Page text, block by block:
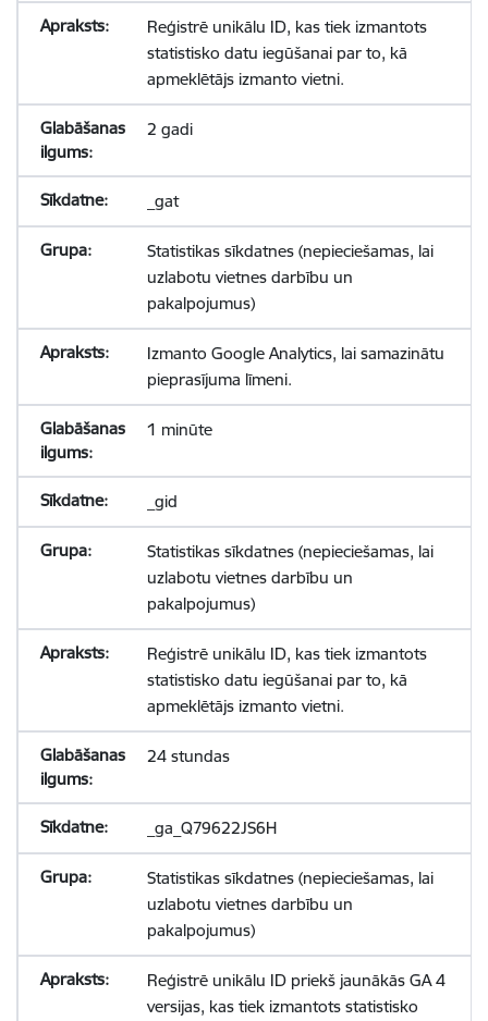
Reģistrē unikālu ID, kas tiek izmantots
statistisko datu iegūšanai par to, kā
apmeklētājs izmanto vietni.
2 gadi
_gat
Statistikas sīkdatnes (nepieciešamas, lai
uzlabotu vietnes darbību un
pakalpojumus)
Izmanto Google Analytics, lai samazinātu
pieprasījuma līmeni.
1 minūte
_gid
Statistikas sīkdatnes (nepieciešamas, lai
uzlabotu vietnes darbību un
pakalpojumus)
Reģistrē unikālu ID, kas tiek izmantots
statistisko datu iegūšanai par to, kā
apmeklētājs izmanto vietni.
24 stundas
_ga_Q79622JS6H
Statistikas sīkdatnes (nepieciešamas, lai
uzlabotu vietnes darbību un
pakalpojumus)
Reģistrē unikālu ID priekš jaunākās GA 4
versijas, kas tiek izmantots statistisko